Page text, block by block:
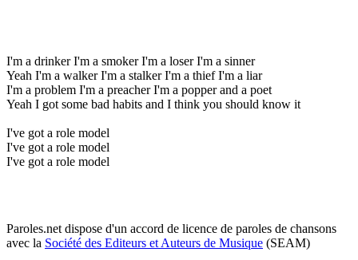
I'm a drinker I'm a smoker I'm a loser I'm a sinner
Yeah I'm a walker I'm a stalker I'm a thief I'm a liar
I'm a problem I'm a preacher I'm a popper and a poet
Yeah I got some bad habits and I think you should know it
I've got a role model
I've got a role model
I've got a role model
Paroles.net dispose d'un accord de licence de paroles de chansons
avec la Société des Editeurs et Auteurs de Musique (SEAM)